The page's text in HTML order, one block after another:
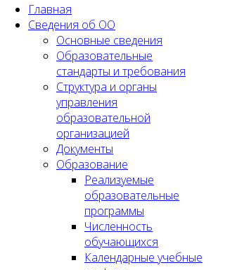
Главная
Сведения об ОО
Основные сведения
Образовательные
стандарты и требования
Структура и органы
управления
образовательной
организацией
Документы
Образование
Реализуемые
образовательные
программы
Численность
обучающихся
Календарные учебные